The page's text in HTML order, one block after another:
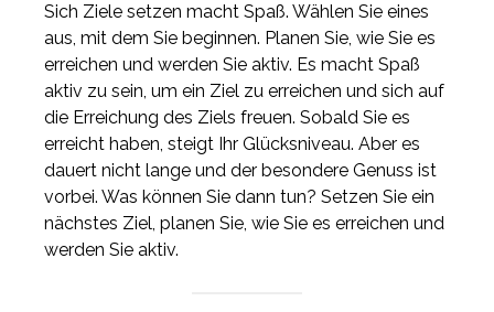
Sich Ziele setzen macht Spaß. Wählen Sie eines
aus, mit dem Sie beginnen. Planen Sie, wie Sie es
erreichen und werden Sie aktiv. Es macht Spaß
aktiv zu sein, um ein Ziel zu erreichen und sich auf
die Erreichung des Ziels freuen. Sobald Sie es
erreicht haben, steigt Ihr Glücksniveau. Aber es
dauert nicht lange und der besondere Genuss ist
vorbei. Was können Sie dann tun? Setzen Sie ein
nächstes Ziel, planen Sie, wie Sie es erreichen und
werden Sie aktiv.